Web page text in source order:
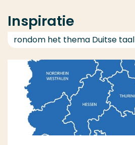
Inspiratie
rondom het thema Duitse taal